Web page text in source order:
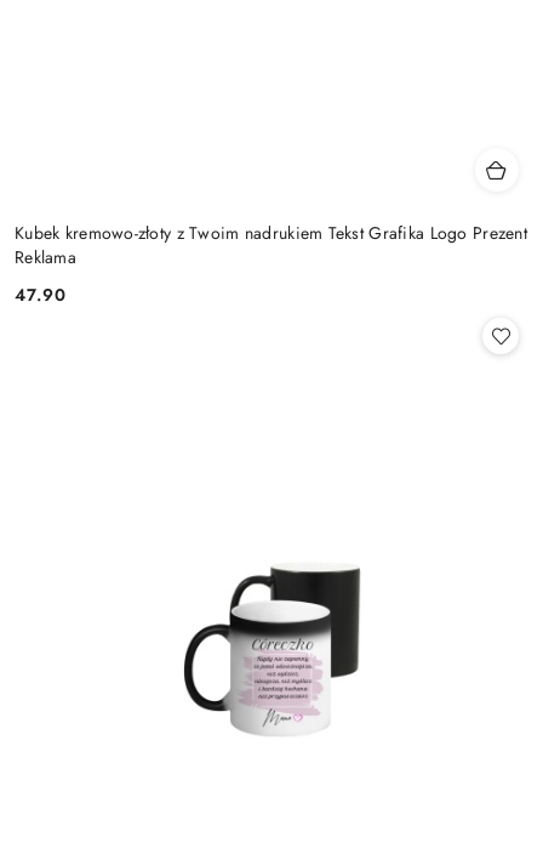
Kubek kremowo-złoty z Twoim nadrukiem Tekst Grafika Logo Prezent
Reklama
Cena:
47.90